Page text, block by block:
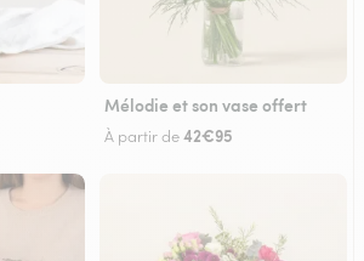
Mélodie et son vase offert
À partir de42€95